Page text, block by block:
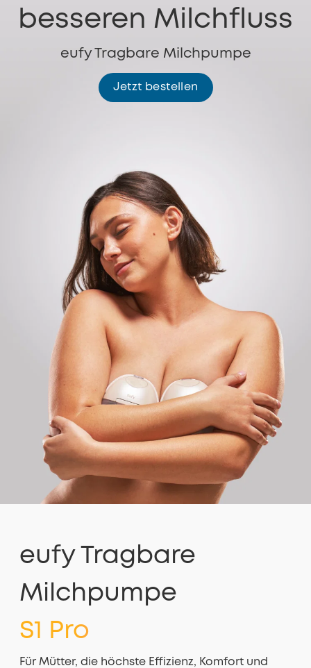
besseren Milchfluss
eufy Tragbare Milchpumpe
Jetzt bestellen
eufy Tragbare
Milchpumpe
S1 Pro
Für Mütter, die höchste Effizienz, Komfort und